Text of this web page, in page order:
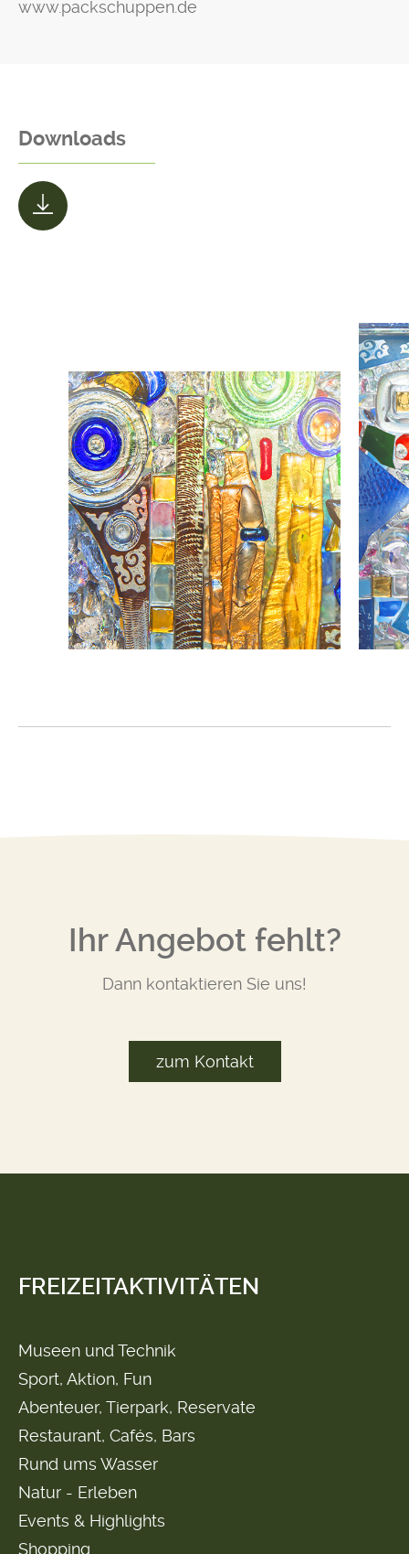
www.packschuppen.de
Downloads
Ihr Angebot fehlt?
Dann kontaktieren Sie uns!
zum Kontakt
FREIZEITAKTIVITÄTEN
Museen und Technik
Sport, Aktion, Fun
Abenteuer, Tierpark, Reservate
Restaurant, Cafés, Bars
Rund ums Wasser
Natur - Erleben
Events & Highlights
Shopping